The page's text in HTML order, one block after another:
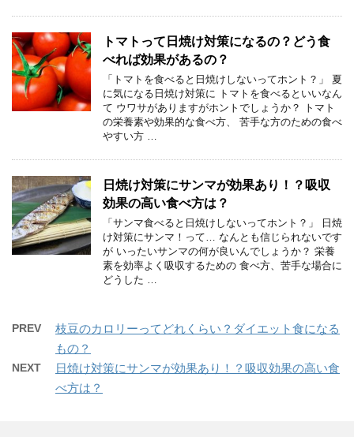
トマトって日焼け対策になるの？どう食
べれば効果があるの？
「トマトを食べると日焼けしないってホント？」 夏
に気になる日焼け対策に トマトを食べるといいなん
て ウワサがありますがホントでしょうか？ トマト
の栄養素や効果的な食べ方、 苦手な方のための食べ
やすい方 …
日焼け対策にサンマが効果あり！？吸収
効果の高い食べ方は？
「サンマ食べると日焼けしないってホント？」 日焼
け対策にサンマ！って… なんとも信じられないです
が いったいサンマの何が良いんでしょうか？ 栄養
素を効率よく吸収するための 食べ方、苦手な場合に
どうした …
PREV
枝豆のカロリーってどれくらい？ダイエット食になる
もの？
NEXT
日焼け対策にサンマが効果あり！？吸収効果の高い食
べ方は？